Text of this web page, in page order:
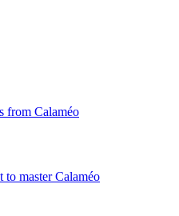
from Calaméo
to master Calaméo